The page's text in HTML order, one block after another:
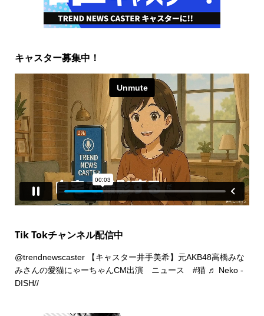
キャスター募集中！
Tik Tokチャンネル配信中
@trendnewscaster【キャスター井手美希】元AKB48高橋みな
みさんの愛猫にゃーちゃんCM出演 ニュース #猫 ♬ Neko -
DISH//